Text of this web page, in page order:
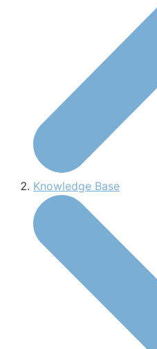
Knowledge Base